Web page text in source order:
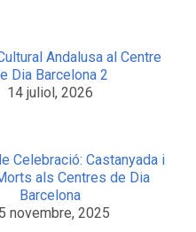
Andalusa al Centre
Dia Barcelona 2
14 juliol, 2026
Celebració: Castanyada i
als Centres de Dia
Barcelona
novembre, 2025